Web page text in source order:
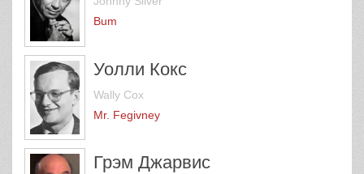
Bum
Уолли Кокс
Wally Cox
Mr. Fegivney
Грэм Джарвис